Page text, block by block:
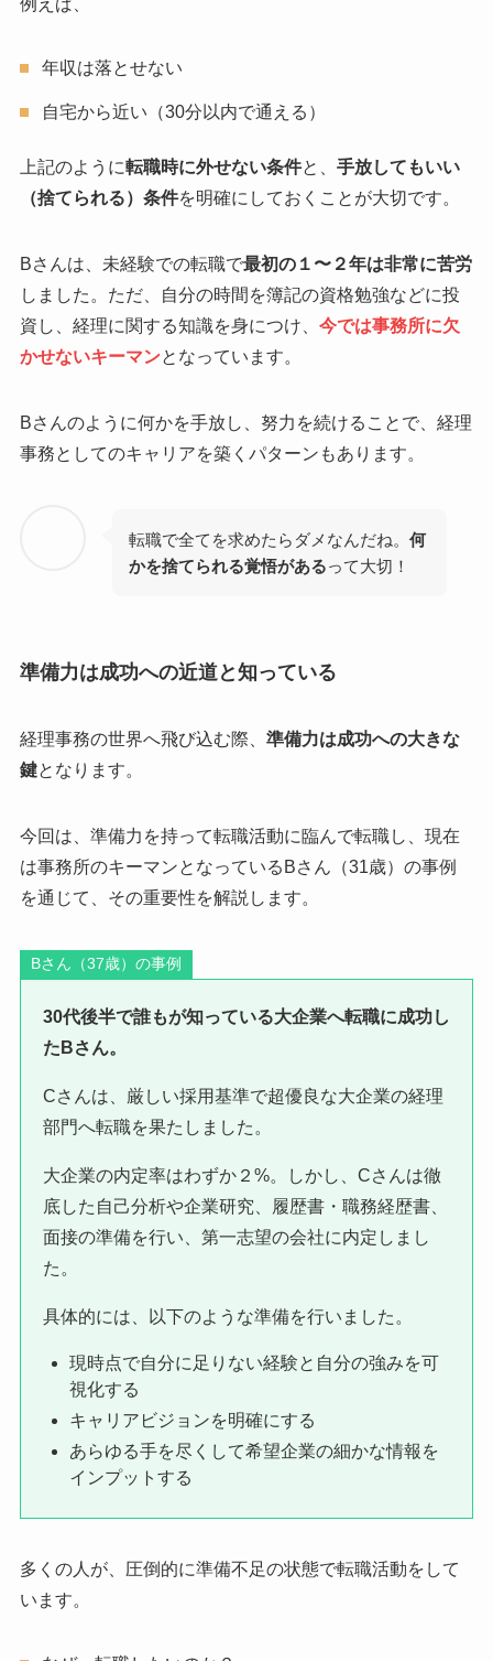
例えば、
年収は落とせない
自宅から近い（30分以内で通える）
上記のように転職時に外せない条件と、 手放してもいい
（捨てられる）条件を明確にしておくことが大切です。
Bさんは、未経験での転職で最初の１〜２年は非常に苦労
しました。ただ、自分の時間を簿記の資格勉強などに投
資し、経理に関する知識を身につけ、 今では事務所に欠
かせないキーマンとなっています。
Bさんのように何かを手放し、努力を続けることで、経理
事務としてのキャリアを築くパターンもあります。
転職で全てを求めたらダメなんだね。何
かを捨てられる覚悟があるって大切！
準備力は成功への近道と知っている
経理事務の世界へ飛び込む際、 準備力は成功への大きな
鍵となります。
今回は、準備力を持って転職活動に臨んで転職し、現在
は事務所のキーマンとなっているBさん（31歳）の事例
を通じて、その重要性を解説します。
Bさん（37歳）の事例
30代後半で誰もが知っている大企業へ転職に成功し
たBさん。
Cさんは、厳しい採用基準で超優良な大企業の経理
部門へ転職を果たしました。
大企業の内定率はわずか２%。しかし、Cさんは徹
底した自己分析や企業研究、履歴書・職務経歴書、
面接の準備を行い、第一志望の会社に内定しまし
た。
具体的には、以下のような準備を行いました。
現時点で自分に足りない経験と自分の強みを可
視化する
キャリアビジョンを明確にする
あらゆる手を尽くして希望企業の細かな情報を
インプットする
多くの人が、圧倒的に準備不足の状態で転職活動をして
います。